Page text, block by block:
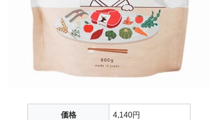
価格 4,140円